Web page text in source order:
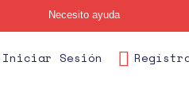
Necesito ayuda
Iniciar Sesión